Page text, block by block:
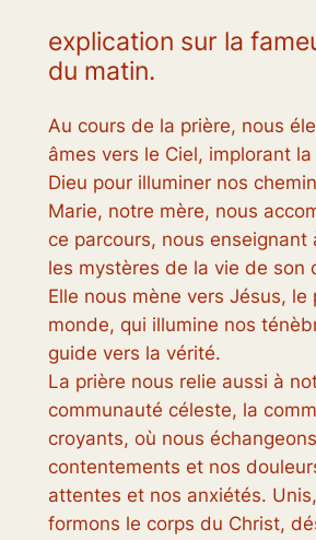
explication sur la
du matin.
Au cours de la prière, nous
âmes vers le Ciel, implorant
Dieu pour illuminer nos
Marie, notre mère, nous
ce parcours, nous enseignant
les mystères de la vie de son
Elle nous mène vers Jésus, le
monde, qui illumine nos
guide vers la vérité.
La prière nous relie aussi à
communauté céleste, la
croyants, où nous
contentements et nos
attentes et nos anxiétés.
formons le corps du Christ,